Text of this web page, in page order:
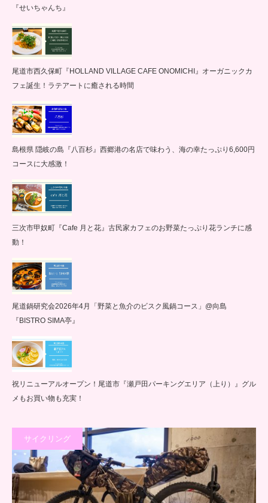
『せいちゃんち』
尾道市西久保町『HOLLAND VILLAGE CAFE ONOMICHI』オーガニックカ
フェ誕生！ラテアートに癒される時間
島根県 隠岐の島『八百杉』西郷港の名店で味わう、海の幸たっぷり6,600円
コースに大感激！
三次市甲奴町『Cafe 月と花』古民家カフェのお野菜たっぷり花ランチに感
動！
尾道鍋研究会2026年4月「野菜と魚介のビスク風鍋コース」@向島
『BISTRO SIMA亭』
祝リニューアルオープン！尾道市『瀬戸田パーキングエリア（上り）』グル
メもお買い物も充実！
サイクリング